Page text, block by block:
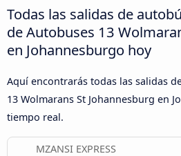
Todas las salidas de
de Autobuses 13
en Johannesburgo hoy
Aquí encontrarás todas las salidas
13 Wolmarans St Johannesburg en
tiempo real.
MZANSI EXPRESS